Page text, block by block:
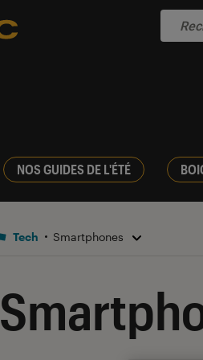
NOS GUIDES DE L'ÉTÉ
Tech Smartphones